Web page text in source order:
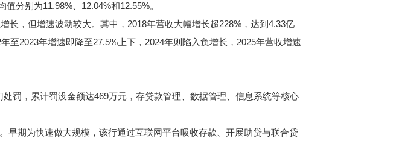
分别为11.98%、12.04%和12.55%。
，但增速波动较大。其中，2018年营收大幅增长超228%，达到4.33亿
至2023年增速即降至27.5%上下，2024年则陷入负增长，2025年营收增速
，累计罚没金额达469万元，存贷款管理、数据管理、信息系统等核心
期为快速做大规模，该行通过互联网平台吸收存款、开展助贷与联合贷